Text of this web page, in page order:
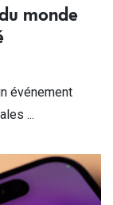
monde
événement
...